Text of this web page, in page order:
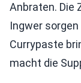
Anbraten. Die
Ingwer
Currypaste
macht die